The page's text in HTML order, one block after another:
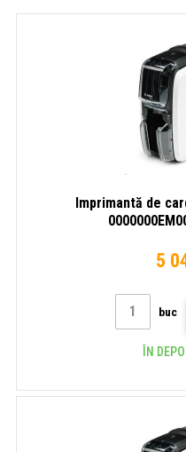
USB,
HiCo/LoCo
selectabil
software
Imprimantă de
5
buc
ÎN